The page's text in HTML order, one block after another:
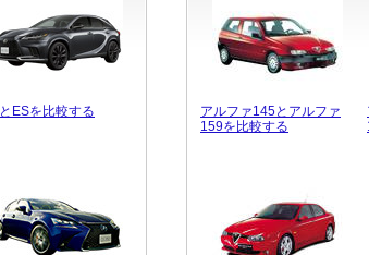
ESを比較する
アルファ145とアルファ
159を比較する